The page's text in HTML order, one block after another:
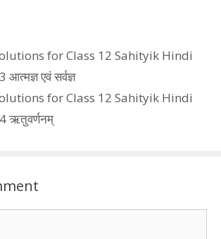
for Class 12 Sahityik Hindi
एवं सर्वज्ञ
for Class 12 Sahityik Hindi
ऋतुवर्णनम्